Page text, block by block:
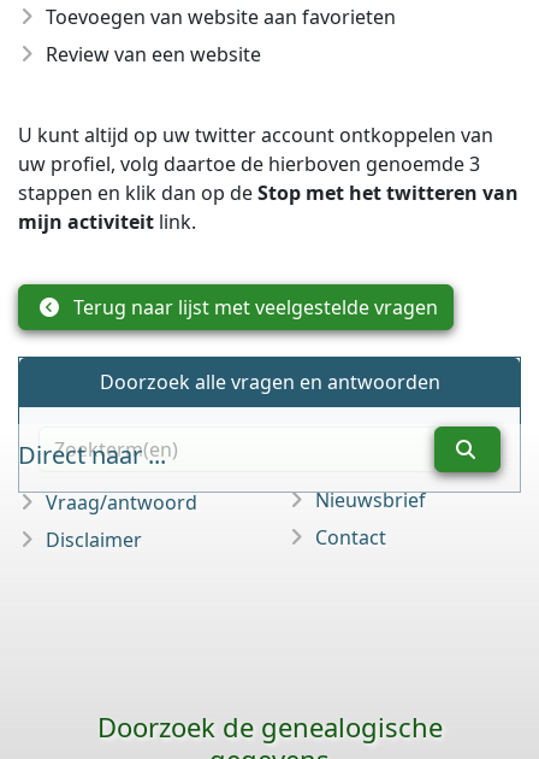
Toevoegen van website aan favorieten
Review van een website
U kunt altijd op uw twitter account ontkoppelen van
uw profiel, volg daartoe de hierboven genoemde 3
stappen en klik dan op deStop met het twitteren van
mijn activiteit link.
Terug naar lijst met veelgestelde vragen
Doorzoek alle vragen en antwoorden
Direct naar ...
Vraag/antwoord
Disclaimer
Nieuwsbrief
Contact
Doorzoek de genealogische